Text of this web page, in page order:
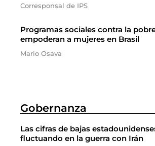
Corresponsal de IPS
Programas sociales contra la
empoderan a mujeres en Brasil
Mario Osava
Gobernanza
Las cifras de bajas
fluctuando en la guerra con Irán